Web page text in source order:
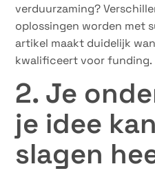
verduurzaming?
oplossingen worden met
artikel maakt duidelijk
kwalificeert voor funding.
2. Je
je idee
slagen